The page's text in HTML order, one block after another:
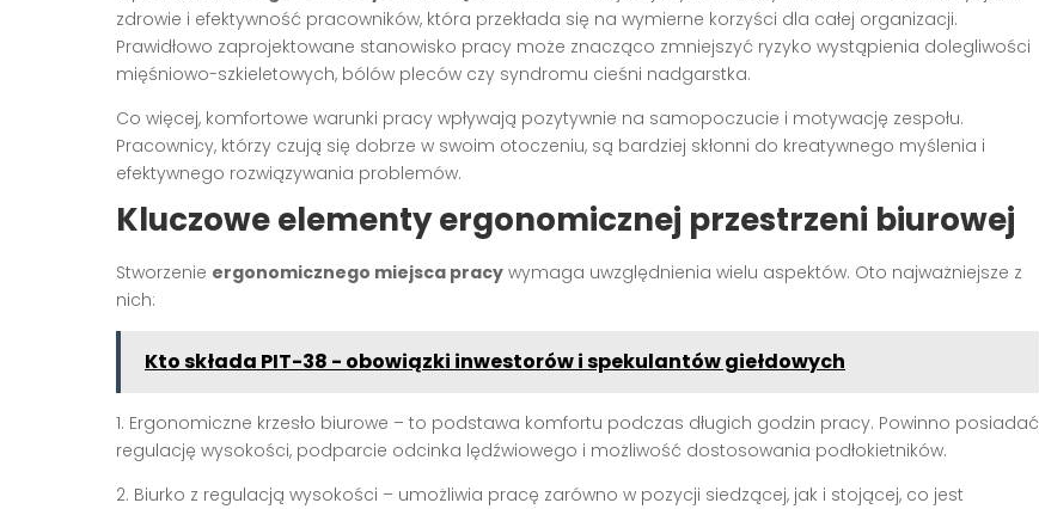
zdrowie i efektywność pracowników, która przekłada się na wymierne korzyści dla całej organizacji.
Prawidłowo zaprojektowane stanowisko pracy może znacząco zmniejszyć ryzyko wystąpienia dolegliwości
mięśniowo-szkieletowych, bólów pleców czy syndromu cieśni nadgarstka.
Co więcej, komfortowe warunki pracy wpływają pozytywnie na samopoczucie i motywację zespołu.
Pracownicy, którzy czują się dobrze w swoim otoczeniu, są bardziej skłonni do kreatywnego myślenia i
efektywnego rozwiązywania problemów.
Kluczowe elementy ergonomicznej przestrzeni biurowej
Stworzenie ergonomicznego miejsca pracy wymaga uwzględnienia wielu aspektów. Oto najważniejsze z
nich:
Kto składa PIT-38 - obowiązki inwestorów i spekulantów giełdowych
1. Ergonomiczne krzesło biurowe – to podstawa komfortu podczas długich godzin pracy. Powinno posiadać
regulację wysokości, podparcie odcinka lędźwiowego i możliwość dostosowania podłokietników.
2. Biurko z regulacją wysokości – umożliwia pracę zarówno w pozycji siedzącej, jak i stojącej, co jest